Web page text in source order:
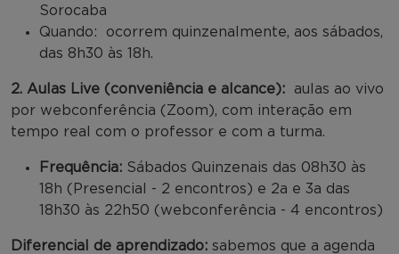
Sorocaba
Quando: ocorrem quinzenalmente, aos sábados,
das 8h30 às 18h.
2. Aulas Live (conveniência e alcance):
aulas ao vivo
por webconferência (Zoom), com interação em
tempo real com o professor e com a turma.
Frequência: Sábados Quinzenais das 08h30 às
18h (Presencial - 2 encontros) e 2a e 3a das
18h30 às 22h50 (webconferência - 4 encontros)
Diferencial de aprendizado: sabemos que a agenda